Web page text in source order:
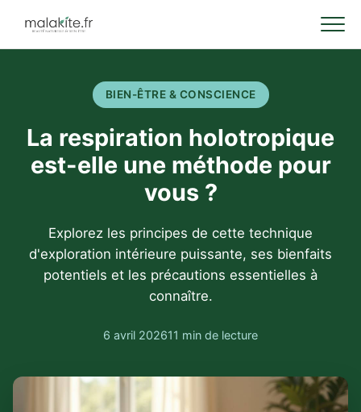
BIEN-ÊTRE & CONSCIENCE
La respiration holotropique
est-elle une méthode pour
vous ?
Explorez les principes de cette technique
d'exploration intérieure puissante, ses bienfaits
potentiels et les précautions essentielles à
connaître.
6 avril 202611 min de lecture